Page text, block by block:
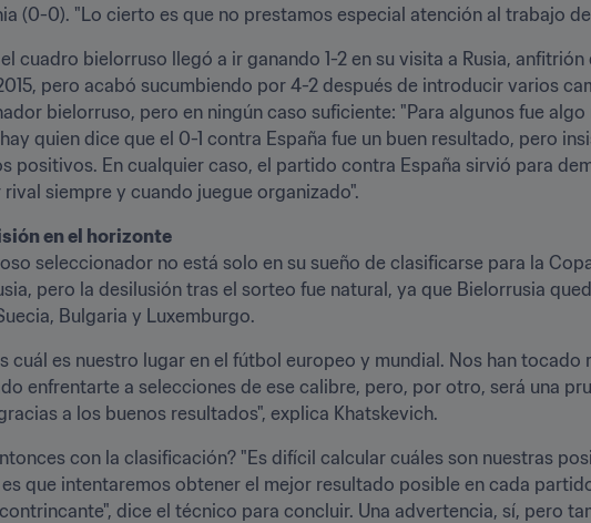
(0-0). "Lo cierto es que no prestamos especial atención al trabajo
cuadro bielorruso llegó a ir ganando 1-2 en su visita a Rusia,
pero acabó sucumbiendo por 4-2 después de introducir varios
bielorruso, pero en ningún caso suficiente: "Para algunos fue
quien dice que el 0-1 contra España fue un buen resultado, pero
positivos. En cualquier caso, el partido contra España sirvió para
siempre y cuando juegue organizado".
en el horizonte
seleccionador no está solo en su sueño de clasificarse para la
pero la desilusión tras el sorteo fue natural, ya que Bielorrusia
Bulgaria y Luxemburgo.
cuál es nuestro lugar en el fútbol europeo y mundial. Nos han tocado
enfrentarte a selecciones de ese calibre, pero, por otro, será una
a los buenos resultados", explica Khatskevich.
con la clasificación? "Es difícil calcular cuáles son nuestras
que intentaremos obtener el mejor resultado posible en cada
dice el técnico para concluir. Una advertencia, sí, pero